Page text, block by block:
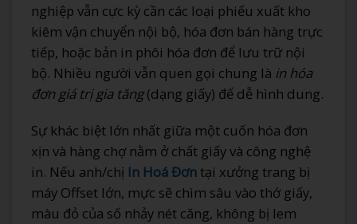
nghiệp vẫn cực kỳ cần các loại phiếu xuất kho
kiêm vận chuyển nội bộ, hóa đơn bán hàng trực
tiếp, hoặc bản in phôi hóa đơn để lưu trữ nội
bộ. Nhiều người vẫn quen gọi chung là in hóa
đơn giá trị gia tăng(dạng giấy) để dễ hình dung.
Sự khác biệt lớn nhất giữa một cuốn hóa đơn
xịn và hàng chợ nằm ở chất giấy và công nghệ
in. Nếu anh/chị In Hoá Đơn tại xưởng trang bị
máy Offset lớn, mực sẽ chìm sâu vào thớ giấy,
màu đỏ của số nhảy nét căng, không bị lem